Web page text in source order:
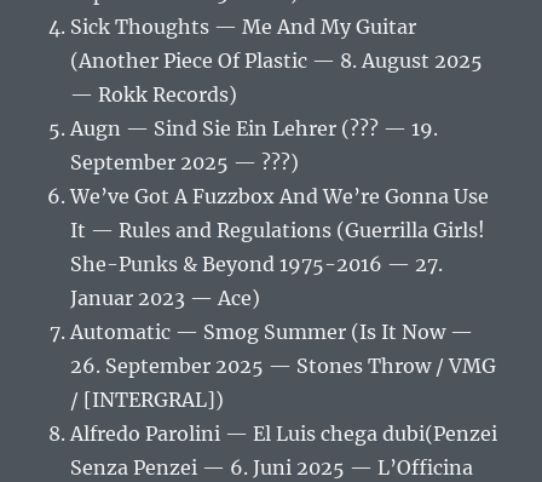
Sick Thoughts — Me And My Guitar
(Another Piece Of Plastic — 8. August 2025
— Rokk Records)
Augn — Sind Sie Ein Lehrer (??? — 19.
September 2025 — ???)
We’ve Got A Fuzzbox And We’re Gonna Use
It — Rules and Regulations (Guerrilla Girls!
She-Punks & Beyond 1975-2016 — 27.
Januar 2023 — Ace)
Automatic — Smog Summer (Is It Now —
26. September 2025 — Stones Throw / VMG
/ [INTERGRAL])
Alfredo Parolini — El Luis chega dubi(Penzei
Senza Penzei — 6. Juni 2025 — L’Officina